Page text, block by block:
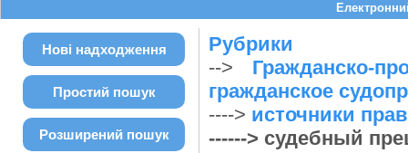
Нові надходження
Простий пошук
Розширений пошук
Рубрики
--> Гражданско-
гражданское
----> источники
------> судебный